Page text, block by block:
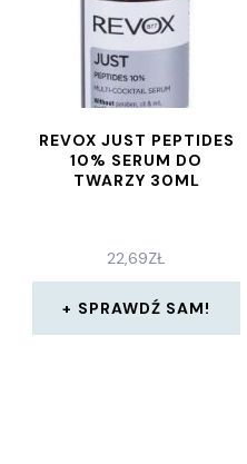
REVOX JUST PEPTIDES
10% SERUM DO
TWARZY 30ML
22,69ZŁ
SPRAWDŹ SAM!